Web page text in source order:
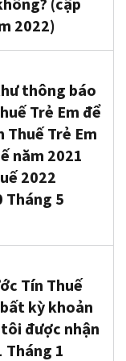
2022)
thông báo
Trẻ Em để
Trẻ Em
năm 2021
2022
Tháng 5
Tín Thuế
kỳ khoản
được nhận
Tháng 1